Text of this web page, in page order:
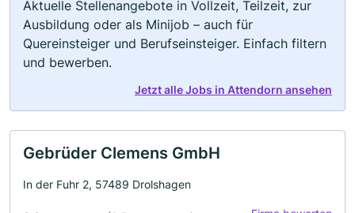
Aktuelle Stellenangebote in Vollzeit, Teilzeit, zur
Ausbildung oder als Minijob – auch für
Quereinsteiger und Berufseinsteiger. Einfach filtern
und bewerben.
Jetzt alle Jobs in Attendorn ansehen
Gebrüder Clemens GmbH
In der Fuhr 2, 57489 Drolshagen